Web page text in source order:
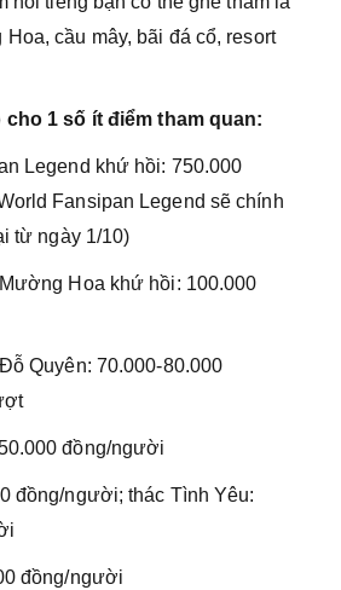
cầu mây, bãi đá cổ, resort
cho 1 số ít điểm tham quan:
Legend khứ hồi: 750.000
Fansipan Legend sẽ chính
từ ngày 1/10)
Hoa khứ hồi: 100.000
Quyên: 70.000-80.000
đồng/người
đồng/người; thác Tình Yêu:
đồng/người